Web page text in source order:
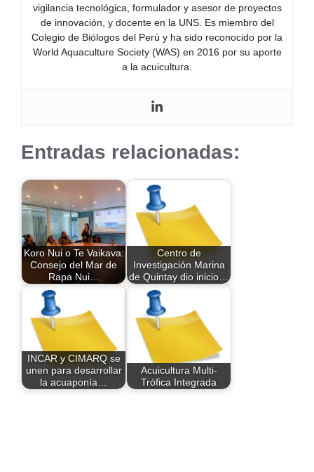
vigilancia tecnológica, formulador y asesor de proyectos
de innovación, y docente en la UNS. Es miembro del
Colegio de Biólogos del Perú y ha sido reconocido por la
World Aquaculture Society (WAS) en 2016 por su aporte
a la acuicultura.
Entradas relacionadas:
Koro Nui o Te Vaikava:
Consejo del Mar de
Rapa Nui…
Centro de
Investigación Marina
de Quintay dio inicio…
INCAR y CIMARQ se
unen para desarrollar
la acuaponía…
Acuicultura Multi-
Trófica Integrada